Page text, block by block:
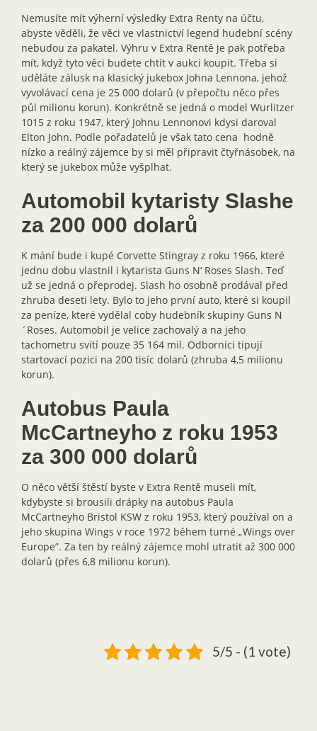
Nemusíte mít výherní výsledky Extra Renty na účtu,
abyste věděli, že věci ve vlastnictví legend hudební scény
nebudou za pakatel. Výhru v Extra Rentě je pak potřeba
mít, když tyto věci budete chtít v aukci koupit. Třeba si
uděláte zálusk na klasický jukebox Johna Lennona, jehož
vyvolávací cena je 25 000 dolarů (v přepočtu něco přes
půl milionu korun). Konkrétně se jedná o model Wurlitzer
1015 z roku 1947, který Johnu Lennonovi kdysi daroval
Elton John. Podle pořadatelů je však tato cena hodně
nízko a reálný zájemce by si měl připravit čtyřnásobek, na
který se jukebox může vyšplhat.
Automobil kytaristy Slashe
za 200 000 dolarů
K mání bude i kupé Corvette Stingray z roku 1966, které
jednu dobu vlastnil i kytarista Guns N‘ Roses Slash. Teď
už se jedná o přeprodej. Slash ho osobně prodával před
zhruba deseti lety. Bylo to jeho první auto, které si koupil
za peníze, které vydělal coby hudebník skupiny Guns N
´Roses. Automobil je velice zachovalý a na jeho
tachometru svítí pouze 35 164 mil. Odborníci tipují
startovací pozici na 200 tisíc dolarů (zhruba 4,5 milionu
korun).
Autobus Paula
McCartneyho z roku 1953
za 300 000 dolarů
O něco větší štěstí byste v Extra Rentě museli mít,
kdybyste si brousili drápky na autobus Paula
McCartneyho Bristol KSW z roku 1953, který používal on a
jeho skupina Wings v roce 1972 během turné „Wings over
Europe”. Za ten by reálný zájemce mohl utratit až 300 000
dolarů (přes 6,8 milionu korun).
5/5 - (1 vote)